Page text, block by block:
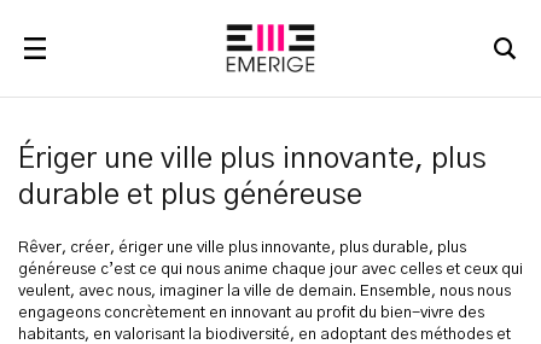
RECHERCHER
Ériger une ville plus innovante, plus
durable et plus généreuse
Rêver, créer, ériger une ville plus innovante, plus durable, plus
généreuse c’est ce qui nous anime chaque jour avec celles et ceux qui
veulent, avec nous, imaginer la ville de demain. Ensemble, nous nous
engageons concrètement en innovant au profit du bien-vivre des
habitants, en valorisant la biodiversité, en adoptant des méthodes et